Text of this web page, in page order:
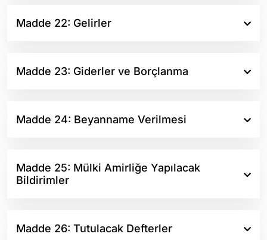
Madde 22: Gelirler
Madde 23: Giderler ve Borçlanma
Madde 24: Beyanname Verilmesi
Madde 25: Mülki Amirliğe Yapılacak
Bildirimler
Madde 26: Tutulacak Defterler